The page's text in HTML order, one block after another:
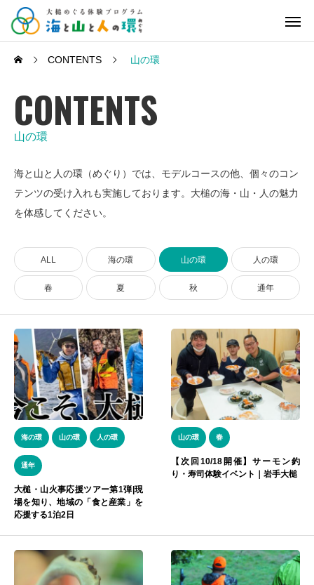
CONTENTS 山の環
CONTENTS
山の環
海と山と人の環（めぐり）では、モデルコースの他、個々のコン
テンツの受け入れも実施しております。大槌の海・山・人の魅力
を体感してください。
ALL 海の環 山の環 人の環
春 夏 秋 通年
海の環 山の環 人の環
通年
大槌・山火事応援ツアー第1弾|現
場を知り、地域の「食と産業」を
応援する1泊2日
山の環 春
【次回10/18開催】サーモン釣
り・寿司体験イベント｜岩手大槌